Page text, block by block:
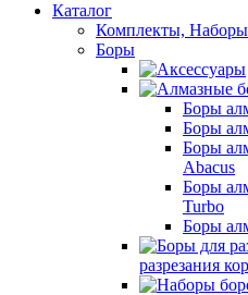
Каталог
Комплекты, Наборы
Боры
Боры
Боры
Боры
Abacus
Боры
Turbo
Боры
разрезания